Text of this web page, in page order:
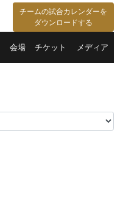
チームの試合カレンダーを
ダウンロードする
会場 チケット メディア